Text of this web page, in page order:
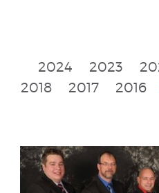
2024 2023
2018
2017 2016